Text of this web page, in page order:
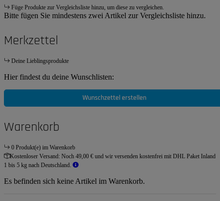
Füge Produkte zur Vergleichsliste hinzu, um diese zu vergleichen.
Bitte fügen Sie mindestens zwei Artikel zur Vergleichsliste hinzu.
Merkzettel
Deine Lieblingsprodukte
Hier findest du deine Wunschlisten:
Wunschzettel erstellen
Warenkorb
0 Produkt(e) im Warenkorb
Kostenloser Versand: Noch 49,00 € und wir versenden kostenfrei mit DHL Paket Inland
1 bis 5 kg nach Deutschland.
Es befinden sich keine Artikel im Warenkorb.